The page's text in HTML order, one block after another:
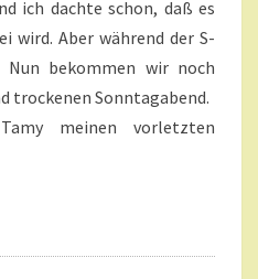
ich dachte schon, daß es
wird. Aber während der S-
bekommen wir noch
trockenen Sonntagabend.
meinen vorletzten